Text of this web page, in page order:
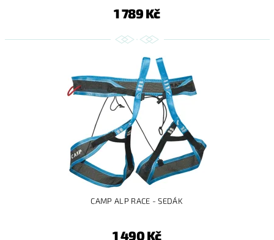
1 789 Kč
CAMP ALP RACE - SEDÁK
1 490 Kč